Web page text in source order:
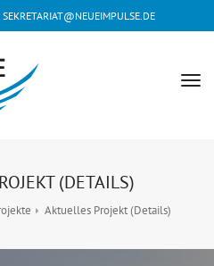
SEKRETARIAT@NEUEIMPULSE.DE
(DETAILS)
Aktuelles Projekt (Details)